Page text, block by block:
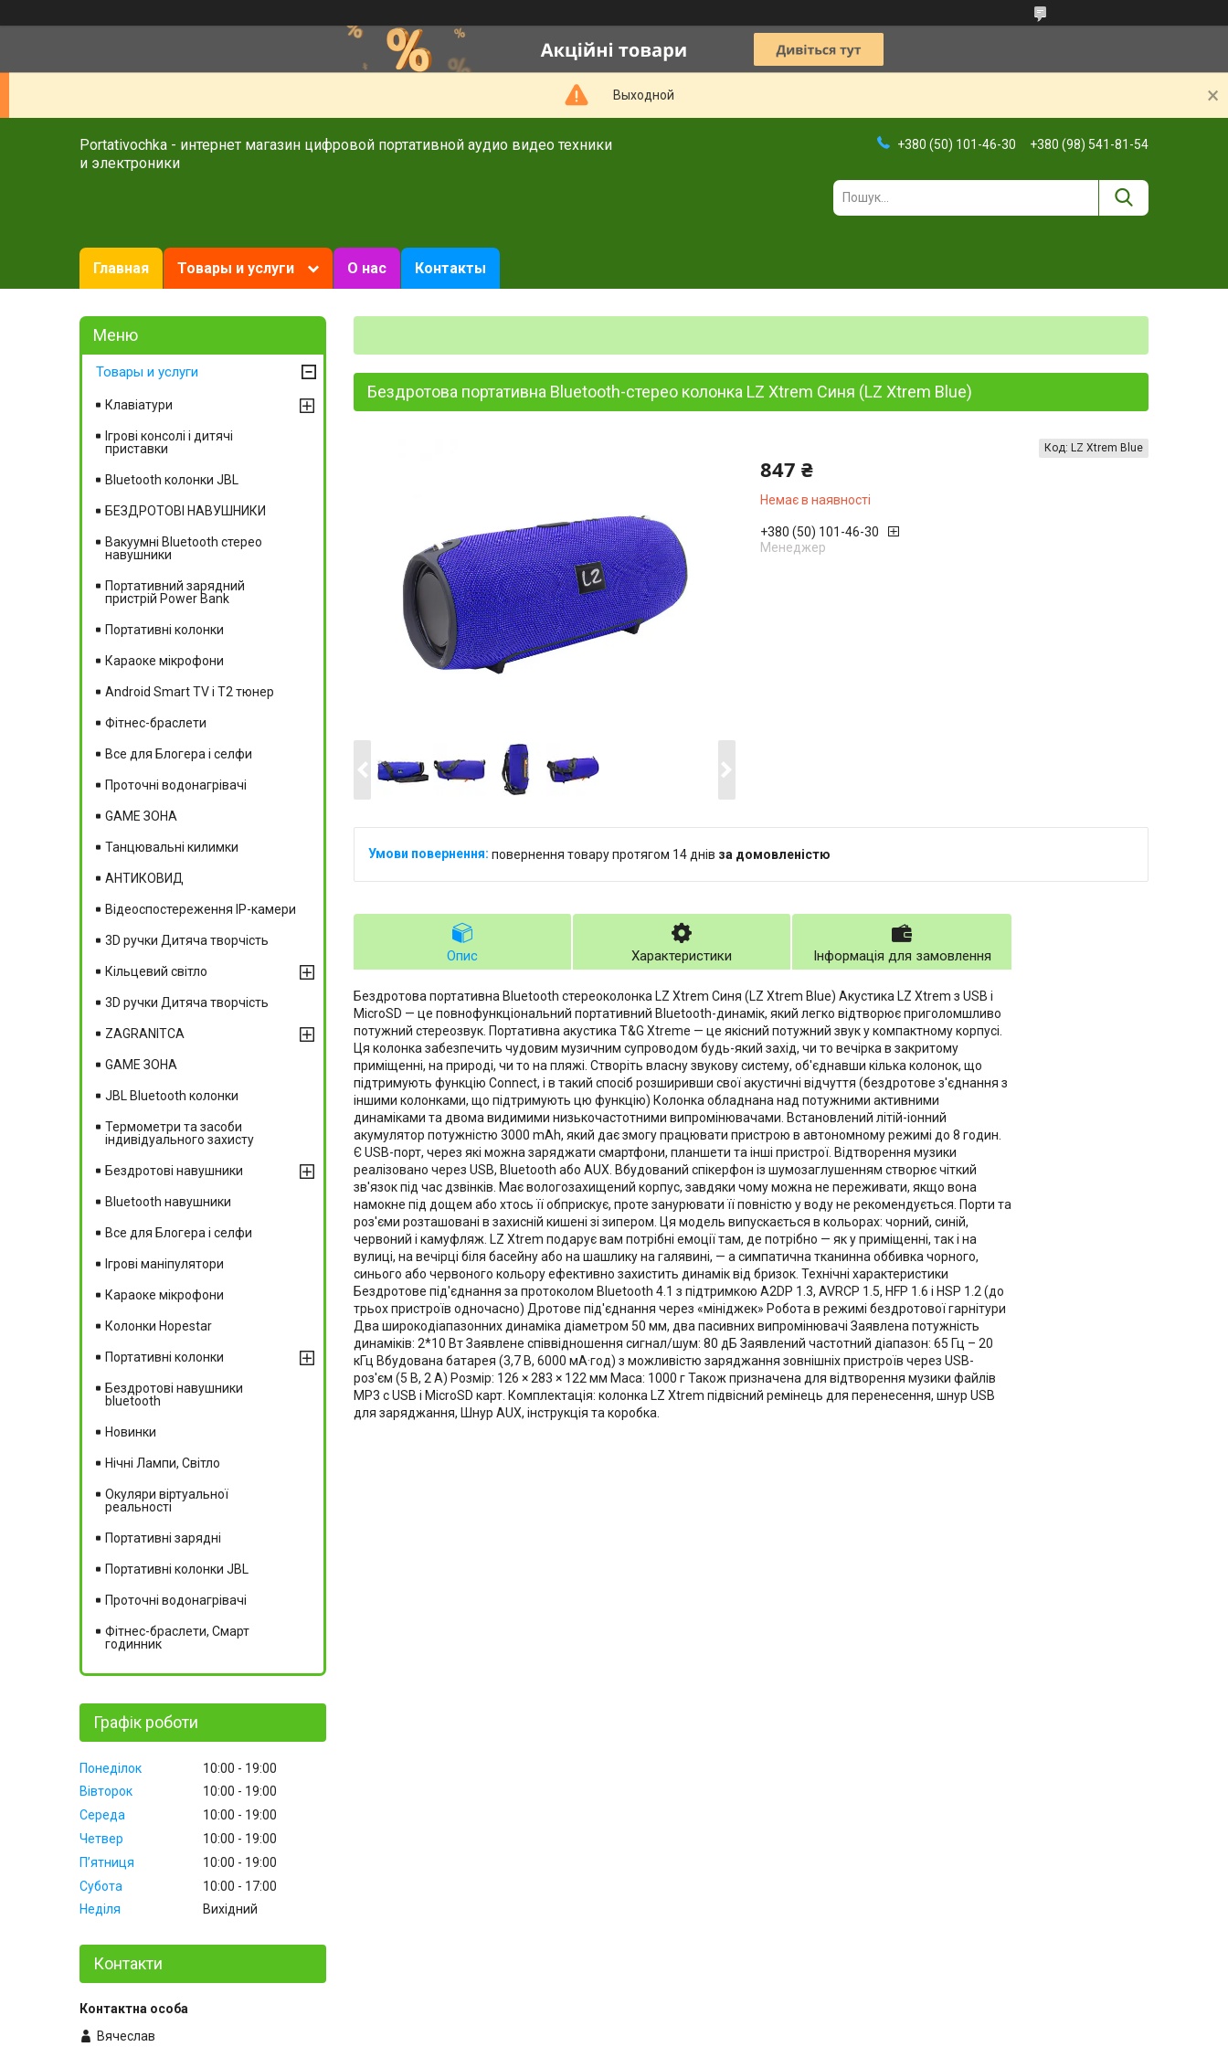
Выходной
Portativochka - интернет магазин цифровой портативной аудио видео техники
и электроники
+380 (50) 101-46-30 +380 (98) 541-81-54
Главная Товары и услуги О нас Контакты
Бездротова портативна Bluetooth-стерео колонка LZ Xtrem Синя (LZ Xtrem Blue)
847 ₴
Немає в наявності
Код: LZ Xtrem Blue
+380 (50) 101-46-30
Менеджер
повернення товару протягом 14 днів за домовленістю
Опис Характеристики Інформація для замовлення
Бездротова портативна Bluetooth стереоколонка LZ Xtrem Синя (LZ Xtrem Blue) Акустика LZ Xtrem з USB і
MicroSD — це повнофункціональний портативний Bluetooth-динамік, який легко відтворює приголомшливо
потужний стереозвук. Портативна акустика T&G Xtreme — це якісний потужний звук у компактному корпусі.
Ця колонка забезпечить чудовим музичним супроводом будь-який захід, чи то вечірка в закритому
приміщенні, на природі, чи то на пляжі. Створіть власну звукову систему, об'єднавши кілька колонок, що
підтримують функцію Connect, і в такий спосіб розширивши свої акустичні відчуття (бездротове з'єднання з
іншими колонками, що підтримують цю функцію) Колонка обладнана над потужними активними
динаміками та двома видимими низькочастотними випромінювачами. Встановлений літій-іонний
акумулятор потужністю 3000 mAh, який дає змогу працювати пристрою в автономному режимі до 8 годин.
Є USB-порт, через які можна заряджати смартфони, планшети та інші пристрої. Відтворення музики
реалізовано через USB, Bluetooth або AUX. Вбудований спікерфон із шумозаглушенням створює чіткий
зв'язок під час дзвінків. Має вологозахищений корпус, завдяки чому можна не переживати, якщо вона
намокне під дощем або хтось її обприскує, проте занурювати її повністю у воду не рекомендується. Порти та
роз'єми розташовані в захисній кишені зі зипером. Ця модель випускається в кольорах: чорний, синій,
червоний і камуфляж. LZ Xtrem подарує вам потрібні емоції там, де потрібно — як у приміщенні, так і на
вулиці, на вечірці біля басейну або на шашлику на галявині, — а симпатична тканинна оббивка чорного,
синього або червоного кольору ефективно захистить динамік від бризок. Технічні характеристики
Бездротове під'єднання за протоколом Bluetooth 4.1 з підтримкою A2DP 1.3, AVRCP 1.5, HFP 1.6 і HSP 1.2 (до
трьох пристроїв одночасно) Дротове під'єднання через «мініджек» Робота в режимі бездротової гарнітури
Два широкодіапазонних динаміка діаметром 50 мм, два пасивних випромінювачі Заявлена потужність
динаміків: 2*10 Вт Заявлене співвідношення сигнал/шум: 80 дБ Заявлений частотний діапазон: 65 Гц – 20
кГц Вбудована батарея (3,7 В, 6000 мА·год) з можливістю заряджання зовнішніх пристроїв через USB-
роз'єм (5 В, 2 А) Розмір: 126 × 283 × 122 мм Маса: 1000 г Також призначена для відтворення музики файлів
MP3 c USB і MicroSD карт. Комплектація: колонка LZ Xtrem підвісний ремінець для перенесення, шнур USB
для заряджання, Шнур AUX, інструкція та коробка.
Товары и услуги
Клавіатури
Ігрові консолі і дитячі
приставки
Bluetooth колонки JBL
БЕЗДРОТОВІ НАВУШНИКИ
Вакуумні Вluetooth стерео
навушники
Портативний зарядний
пристрій Power Bank
Портативні колонки
Караоке мікрофони
Android Smart TV і T2 тюнер
Фітнес-браслети
Все для Блогера і селфи
Проточні водонагрівачі
GAME ЗОНА
Танцювальні килимки
АНТИКОВИД
Відеоспостереження IP-камери
3D ручки Дитяча творчість
Кільцевий світло
3D ручки Дитяча творчість
ZAGRANITCA
GAME ЗОНА
JBL Bluetooth колонки
Термометри та засоби
індивідуального захисту
Бездротові навушники
Вluetooth навушники
Все для Блогера і селфи
Ігрові маніпулятори
Караоке мікрофони
Колонки Hopestar
Портативні колонки
Бездротові навушники
bluetooth
Новинки
Нічні Лампи, Світло
Окуляри віртуальної
реальності
Портативні зарядні
Портативні колонки JBL
Проточні водонагрівачі
Фітнес-браслети, Смарт
годинник
Графік роботи
Понеділок 10:00
19:00
Вівторок
10:00
19:00
Середа
10:00
19:00
Четвер
10:00
19:00
Пʼятниця
10:00
19:00
Субота
10:00
17:00
Неділя
Вихідний
Контакти
Вячеслав